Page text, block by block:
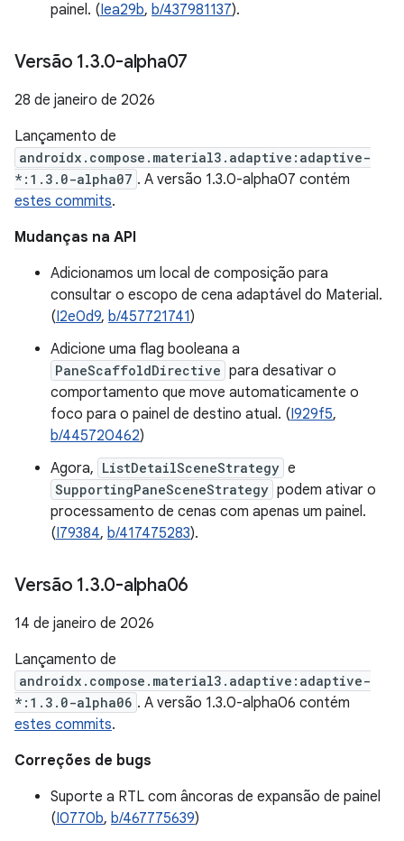
painel. (Iea29b, b/437981137).
Versão 1.3.0-alpha07
28 de janeiro de 2026
Lançamento de
androidx.compose.material3.adaptive:adaptive-
*:1.3.0-alpha07 . A versão 1.3.0-alpha07 contém
estes commits.
Mudanças na API
Adicionamos um local de composição para
consultar o escopo de cena adaptável do Material.
(I2e0d9, b/457721741)
Adicione uma flag booleana a
PaneScaffoldDirective para desativar o
comportamento que move automaticamente o
foco para o painel de destino atual. (I929f5,
b/445720462)
Agora, ListDetailSceneStrategy e
SupportingPaneSceneStrategy podem ativar o
processamento de cenas com apenas um painel.
(I79384, b/417475283).
Versão 1.3.0-alpha06
14 de janeiro de 2026
Lançamento de
androidx.compose.material3.adaptive:adaptive-
*:1.3.0-alpha06 . A versão 1.3.0-alpha06 contém
estes commits.
Correções de bugs
Suporte a RTL com âncoras de expansão de painel
(I0770b, b/467775639)